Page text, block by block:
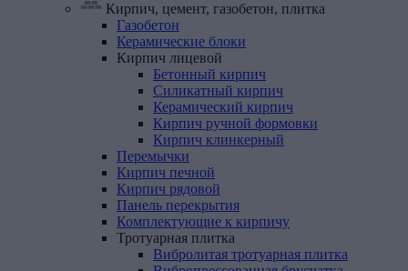
Кирпич, цемент, газобетон, плитка
Газобетон
Керамические блоки
Кирпич лицевой
Бетонный кирпич
Силикатный кирпич
Керамический кирпич
Кирпич ручной формовки
Кирпич клинкерный
Перемычки
Кирпич печной
Кирпич рядовой
Панель перекрытия
Комплектующие к кирпичу
Тротуарная плитка
Вибролитая тротуарная плитка